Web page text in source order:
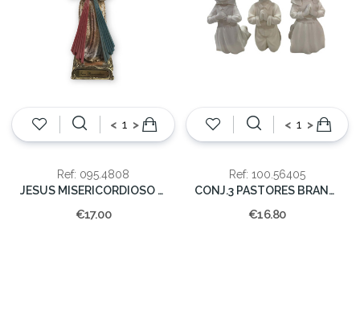
< >
Ref: 095.4808
JESUS MISERICORDIOSO C/DOUR.22cm (cx.24)
€17.00
< >
Ref: 100.56405
CONJ.3 PASTORES BRANCO 17cm
€16.80